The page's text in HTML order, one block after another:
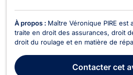
À propos : Maître Véronique PIRE est
traite en droit des assurances, droit
droit du roulage et en matière de
droit des assurances tel que
l’assurance des acciden...
Contactercet